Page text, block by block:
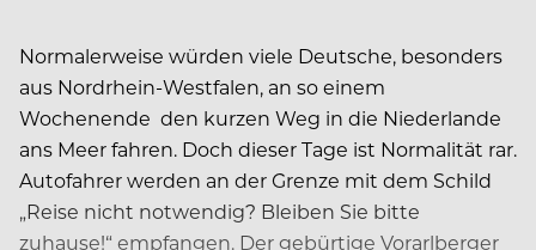
Normalerweise würden viele Deutsche, besonders
aus Nordrhein-Westfalen, an so einem
Wochenende den kurzen Weg in die Niederlande
ans Meer fahren. Doch dieser Tage ist Normalität rar.
Autofahrer werden an der Grenze mit dem Schild
„Reise nicht notwendig? Bleiben Sie bitte
zuhause!“ empfangen. Der gebürtige Vorarlberger